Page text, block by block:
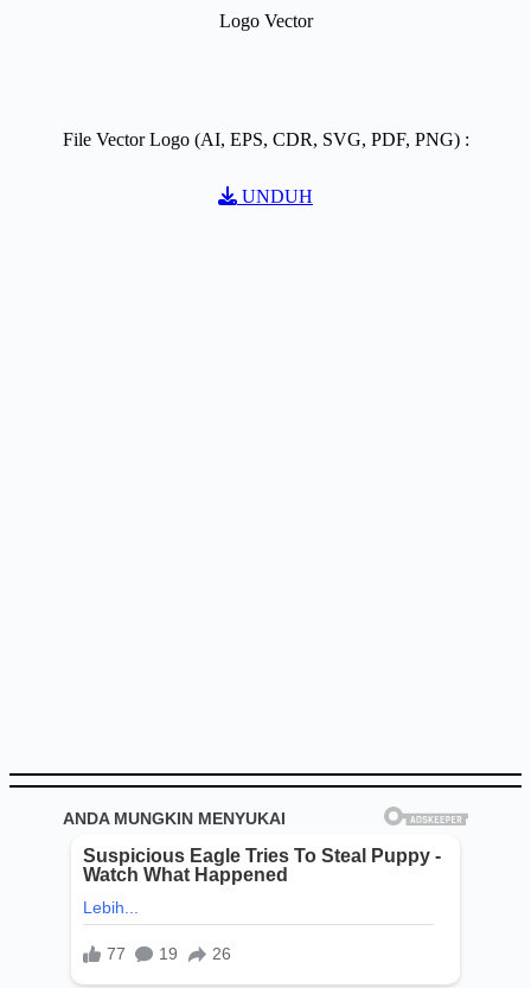
Logo Vector
File Vector Logo (AI, EPS, CDR, SVG, PDF, PNG) :
UNDUH